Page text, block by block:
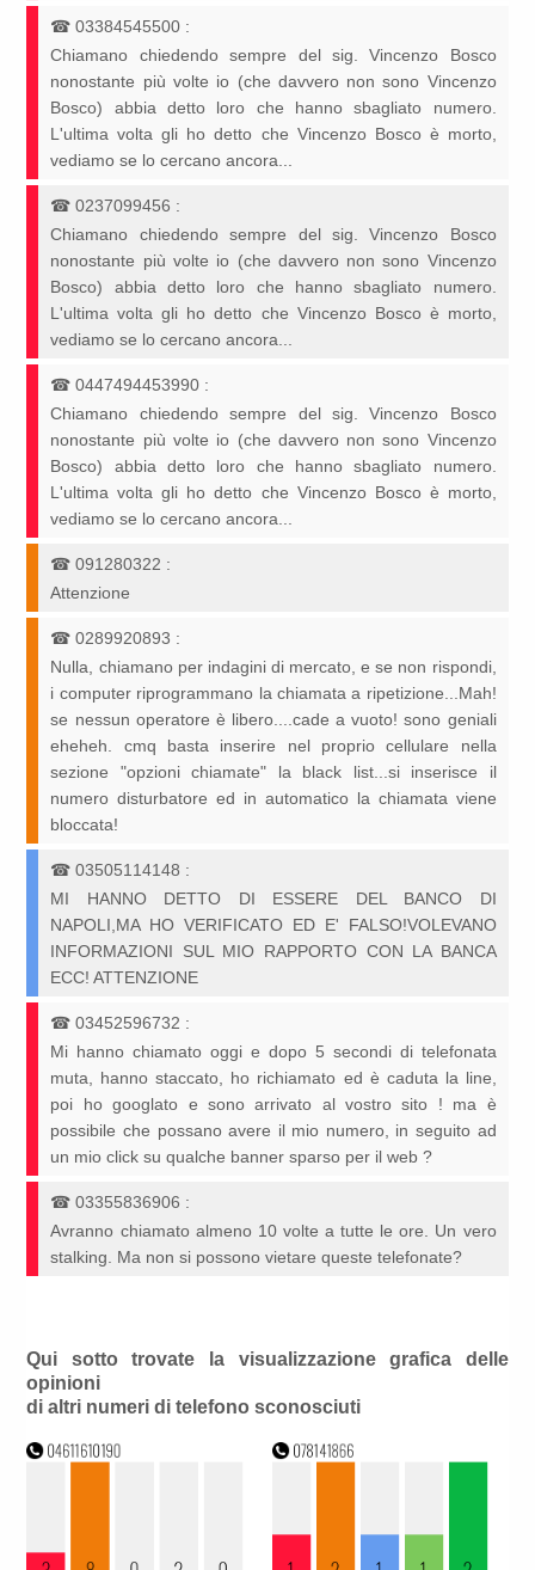
☎03384545500 :
Chiamano chiedendo sempre del sig. Vincenzo Bosco
nonostante più volte io (che davvero non sono Vincenzo
Bosco) abbia detto loro che hanno sbagliato numero.
L'ultima volta gli ho detto che Vincenzo Bosco è morto,
vediamo se lo cercano ancora...
☎0237099456 :
Chiamano chiedendo sempre del sig. Vincenzo Bosco
nonostante più volte io (che davvero non sono Vincenzo
Bosco) abbia detto loro che hanno sbagliato numero.
L'ultima volta gli ho detto che Vincenzo Bosco è morto,
vediamo se lo cercano ancora...
☎0447494453990 :
Chiamano chiedendo sempre del sig. Vincenzo Bosco
nonostante più volte io (che davvero non sono Vincenzo
Bosco) abbia detto loro che hanno sbagliato numero.
L'ultima volta gli ho detto che Vincenzo Bosco è morto,
vediamo se lo cercano ancora...
☎091280322 :
Attenzione
☎0289920893 :
Nulla, chiamano per indagini di mercato, e se non rispondi,
i computer riprogrammano la chiamata a ripetizione...Mah!
se nessun operatore è libero....cade a vuoto! sono geniali
eheheh. cmq basta inserire nel proprio cellulare nella
sezione "opzioni chiamate" la black list...si inserisce il
numero disturbatore ed in automatico la chiamata viene
bloccata!
☎03505114148 :
MI HANNO DETTO DI ESSERE DEL BANCO DI
NAPOLI,MA HO VERIFICATO ED E' FALSO!VOLEVANO
INFORMAZIONI SUL MIO RAPPORTO CON LA BANCA
ECC! ATTENZIONE
☎03452596732 :
Mi hanno chiamato oggi e dopo 5 secondi di telefonata
muta, hanno staccato, ho richiamato ed è caduta la line,
poi ho googlato e sono arrivato al vostro sito ! ma è
possibile che possano avere il mio numero, in seguito ad
un mio click su qualche banner sparso per il web ?
☎03355836906 :
Avranno chiamato almeno 10 volte a tutte le ore. Un vero
stalking. Ma non si possono vietare queste telefonate?
Qui sotto trovate la visualizzazione grafica delle
opinioni
di altri numeri di telefono sconosciuti